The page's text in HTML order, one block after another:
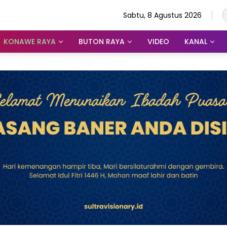
Sabtu, 8 Agustus 2026
KONAWE RAYA BUTON RAYA VIDEO KANAL